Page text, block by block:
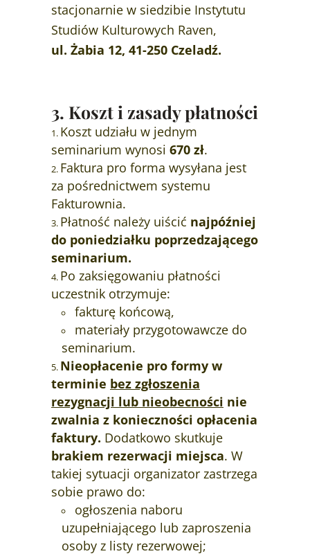
stacjonarnie w siedzibie Instytutu
Studiów Kulturowych Raven,
ul. Żabia 12, 41-250 Czeladź.
3. Koszt i zasady płatności
Koszt udziału w jednym
seminarium wynosi 670 zł.
Faktura pro forma wysyłana jest
za pośrednictwem systemu
Fakturownia.
Płatność należy uiścić najpóźniej
do poniedziałku poprzedzającego
seminarium.
Po zaksięgowaniu płatności
uczestnik otrzymuje:
fakturę końcową,
materiały przygotowawcze do
seminarium.
Nieopłacenie pro formy w
terminie bez zgłoszenia
rezygnacji lub nieobecności nie
zwalnia z konieczności opłacenia
faktury. Dodatkowo skutkuje
brakiem rezerwacji miejsca. W
takiej sytuacji organizator zastrzega
sobie prawo do:
ogłoszenia naboru
uzupełniającego lub zaproszenia
osoby z listy rezerwowej;